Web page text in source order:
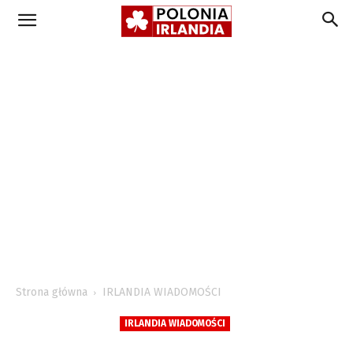
Strona główna IRLANDIA WIADOMOŚCI
IRLANDIA WIADOMOŚCI